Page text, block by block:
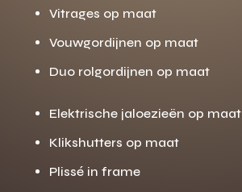
Vitrages op maat
Vouwgordijnen op maat
Duo rolgordijnen op maat
Elektrische jaloezieën op maat
Klikshutters op maat
Plissé in frame